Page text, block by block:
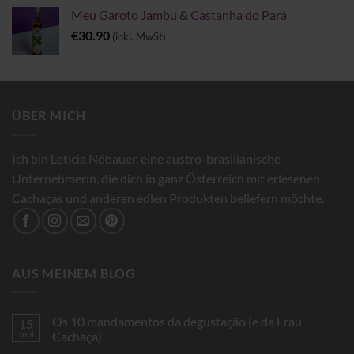
Meu Garoto Jambu & Castanha do Pará
€30.90 (inkl. MwSt)
ÜBER MICH
Ich bin Leticia Nöbauer, eine austro-brasilianische
Unternehmerin, die dich in ganz Österreich mit erlesenen
Cachaças und anderen edlen Produkten beliefern möchte.
AUS MEINEM BLOG
15
Juni
Os 10 mandamentos da degustação (e da Frau
Cachaça)